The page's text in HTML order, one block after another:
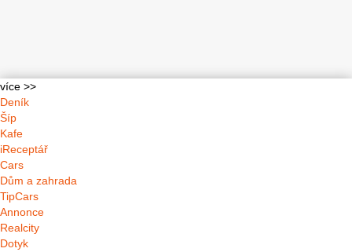
více >>
Deník
Šíp
Kafe
iReceptář
Cars
Dům a zahrada
TipCars
Annonce
Realcity
Dotyk